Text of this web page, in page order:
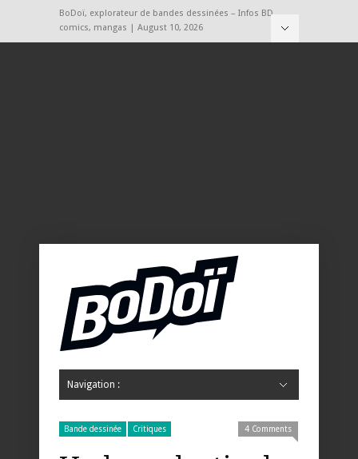
BoDoï, explorateur de bandes dessinées – Infos BD,
comics, mangas | August 10, 2026
Navigation :
Bande dessinée Critiques 4 Comments